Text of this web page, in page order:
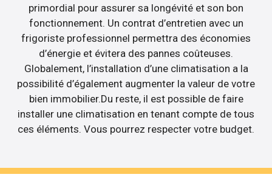
primordial pour assurer sa longévité et son bon
fonctionnement. Un contrat d’entretien avec un
frigoriste professionnel permettra des économies
d’énergie et évitera des pannes coûteuses.
Globalement, l’installation d’une climatisation a la
possibilité d’également augmenter la valeur de votre
bien immobilier.Du reste, il est possible de faire
installer une climatisation en tenant compte de tous
ces éléments. Vous pourrez respecter votre budget.